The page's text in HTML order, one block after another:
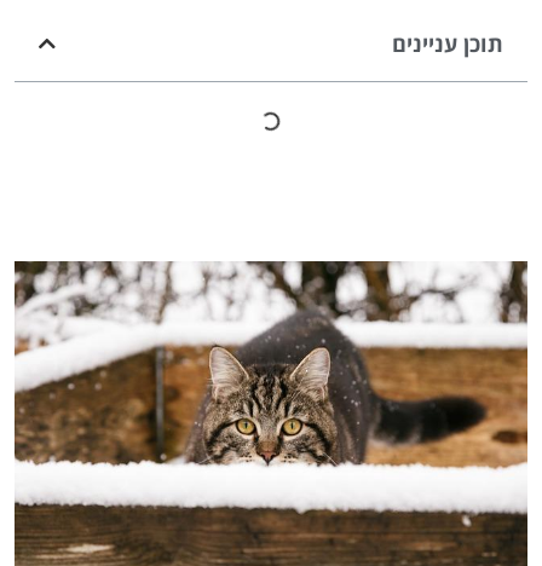
תוכן עניינים